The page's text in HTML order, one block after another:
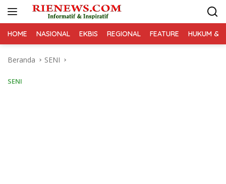
HOME NASIONAL EKBIS REGIONAL FEATURE HUKUM &
Beranda SENI
SENI